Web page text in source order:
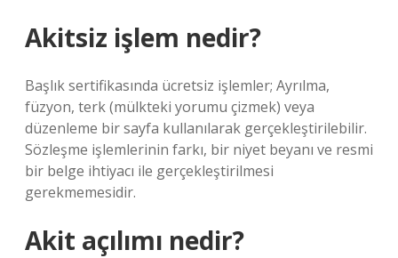
Akitsiz işlem nedir?
Başlık sertifikasında ücretsiz işlemler; Ayrılma,
füzyon, terk (mülkteki yorumu çizmek) veya
düzenleme bir sayfa kullanılarak gerçekleştirilebilir.
Sözleşme işlemlerinin farkı, bir niyet beyanı ve resmi
bir belge ihtiyacı ile gerçekleştirilmesi
gerekmemesidir.
Akit açılımı nedir?